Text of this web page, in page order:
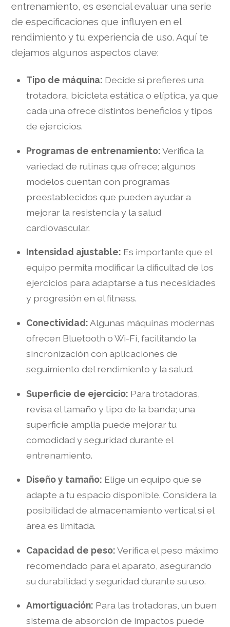
entrenamiento, es esencial evaluar una serie
de especificaciones que influyen en el
rendimiento y tu experiencia de uso. Aquí te
dejamos algunos aspectos clave:
Tipo de máquina: Decide si prefieres una
trotadora, bicicleta estática o elíptica, ya que
cada una ofrece distintos beneficios y tipos
de ejercicios.
Programas de entrenamiento:Verifica la
variedad de rutinas que ofrece; algunos
modelos cuentan con programas
preestablecidos que pueden ayudar a
mejorar la resistencia y la salud
cardiovascular.
Intensidad ajustable: Es importante que el
equipo permita modificar la dificultad de los
ejercicios para adaptarse a tus necesidades
y progresión en el fitness.
Conectividad: Algunas máquinas modernas
ofrecen Bluetooth o Wi-Fi, facilitando la
sincronización con aplicaciones de
seguimiento del rendimiento y la salud.
Superficie de ejercicio: Para trotadoras,
revisa el tamaño y tipo de la banda; una
superficie amplia puede mejorar tu
comodidad y seguridad durante el
entrenamiento.
Diseño y tamaño: Elige un equipo que se
adapte a tu espacio disponible. Considera la
posibilidad de almacenamiento vertical si el
área es limitada.
Capacidad de peso:Verifica el peso máximo
recomendado para el aparato, asegurando
su durabilidad y seguridad durante su uso.
Amortiguación: Para las trotadoras, un buen
sistema de absorción de impactos puede